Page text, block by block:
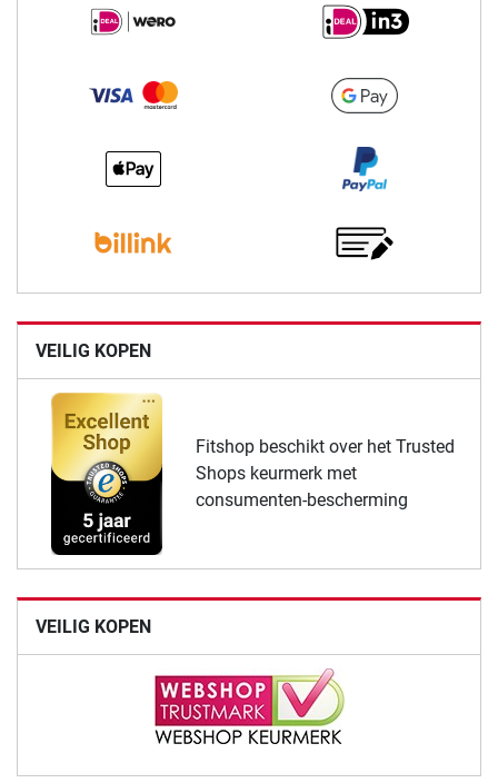
VEILIG KOPEN
Fitshop beschikt over het Trusted
Shops keurmerk met
consumenten-bescherming
VEILIG KOPEN